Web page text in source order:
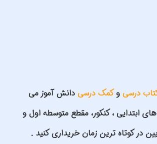
درسی وکمک درسی دانش آموز می
های ابتدایی ، کنکور، مقطع متوسطه اول و
در کوتاه ترین زمان خریداری کنید .